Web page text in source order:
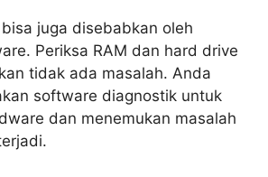
juga disebabkan oleh
Periksa RAM dan hard drive
tidak ada masalah. Anda
software diagnostik untuk
dan menemukan masalah